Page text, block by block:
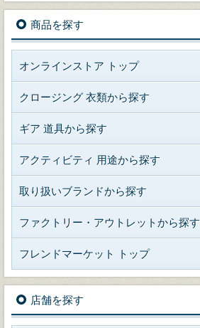
商品を探す
オンラインストア トップ
クロージング 衣類から探す
ギア 道具から探す
アクティビティ 用途から探す
取り扱いブランドから探す
ファクトリー・アウトレットから探す
フレンドマーケット トップ
店舗を探す